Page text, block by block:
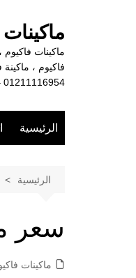
ماكينات فاكيوم
فاكيوم ،
01211116954 – 01211116956 – 01211116958
الرئيسية
الرئيسية
سعر
ماكينات